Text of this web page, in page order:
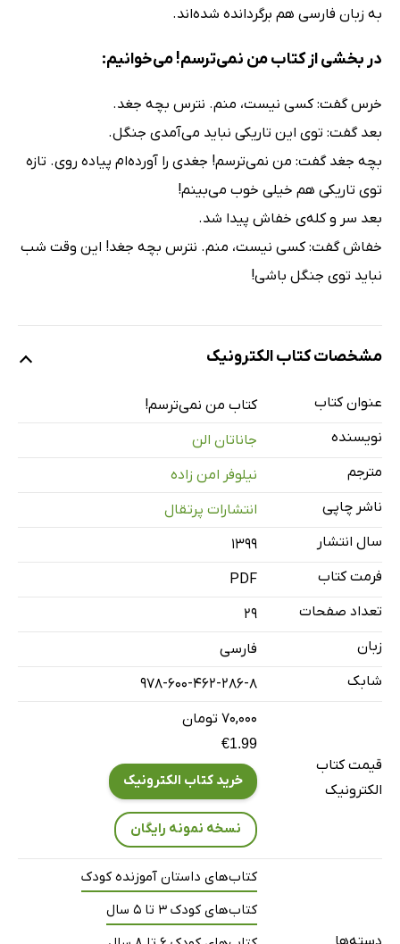
به زبان فارسی هم برگردانده شده‌اند.
در بخشی از کتاب من نمی‌ترسم! می‌خوانیم:
خرس گفت: کسی نیست، منم. نترس بچه جغد.
بعد گفت: توی این تاریکی نباید می‌آمدی جنگل.
بچه جغد گفت: من نمی‌ترسم! جغدی را آورده‌ام پیاده روی. تازه
توی تاریکی هم خیلی خوب می‌بینم!
بعد سر و کله‌ی خفاش پیدا شد.
خفاش گفت: کسی نیست، منم. نترس بچه جغد! این وقت شب
نباید توی جنگل باشی!
مشخصات کتاب الکترونیک
عنوان کتاب
کتاب من نمی‌ترسم!
نویسنده
جاناتان الن
مترجم
نیلوفر امن زاده
ناشر چاپی
انتشارات پرتقال
سال انتشار
۱۳۹۹
فرمت کتاب
PDF
تعداد صفحات
29
زبان
فارسی
شابک
978-600-462-286-8
قیمت کتاب
الکترونیک
۷۰,۰۰۰ تومان
€1.99
خرید کتاب الکترونیک
نسخه نمونه رایگان
کتاب‌های داستان آموزنده کودک
کتاب‌های کودک 3 تا 5 سال